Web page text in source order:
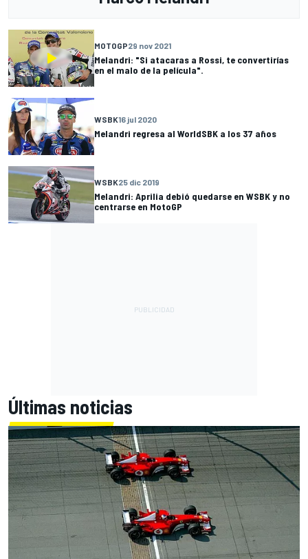
MOTOGP29 nov 2021
Melandri: "Si atacaras a Rossi, te convertirías
en el malo de la película".
WSBK16 jul 2020
Melandri regresa al WorldSBK a los 37 años
WSBK25 dic 2019
Melandri: Aprilia debió quedarse en WSBK y no
centrarse en MotoGP
Últimas noticias